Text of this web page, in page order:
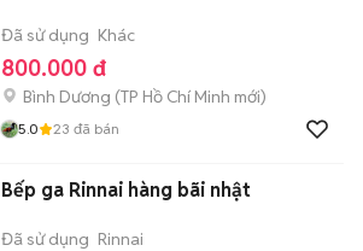
Đã sử dụng Khác
800.000 đ
Bình Dương (TP Hồ Chí Minh mới)
5.0 23 đã bán
Bếp ga Rinnai hàng bãi nhật
Đã sử dụng Rinnai